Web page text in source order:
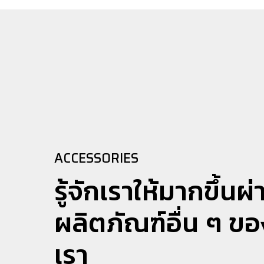
ACCESSORIES
รู้จักเราให้มากขึ้นผ่
ผลิตภัณฑ์อื่น ๆ ข
เรา